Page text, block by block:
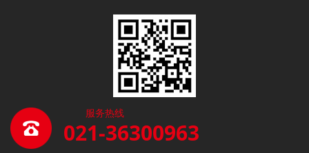
服务热线
021-36300963